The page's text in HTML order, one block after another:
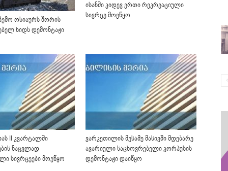
ოსიაურს შორის
ხიდს დემონტაჟი
ისანში კიდევ ერთი რეკრეაციული
სივრცე მოეწყო
II კვარტალში
ნაცვლად
სივრცეები მოეწყო
ვარკეთილის მესამე მასივში მდებარე
ავარიული საცხოვრებელი კორპუსის
დემონტაჟი დაიწყო